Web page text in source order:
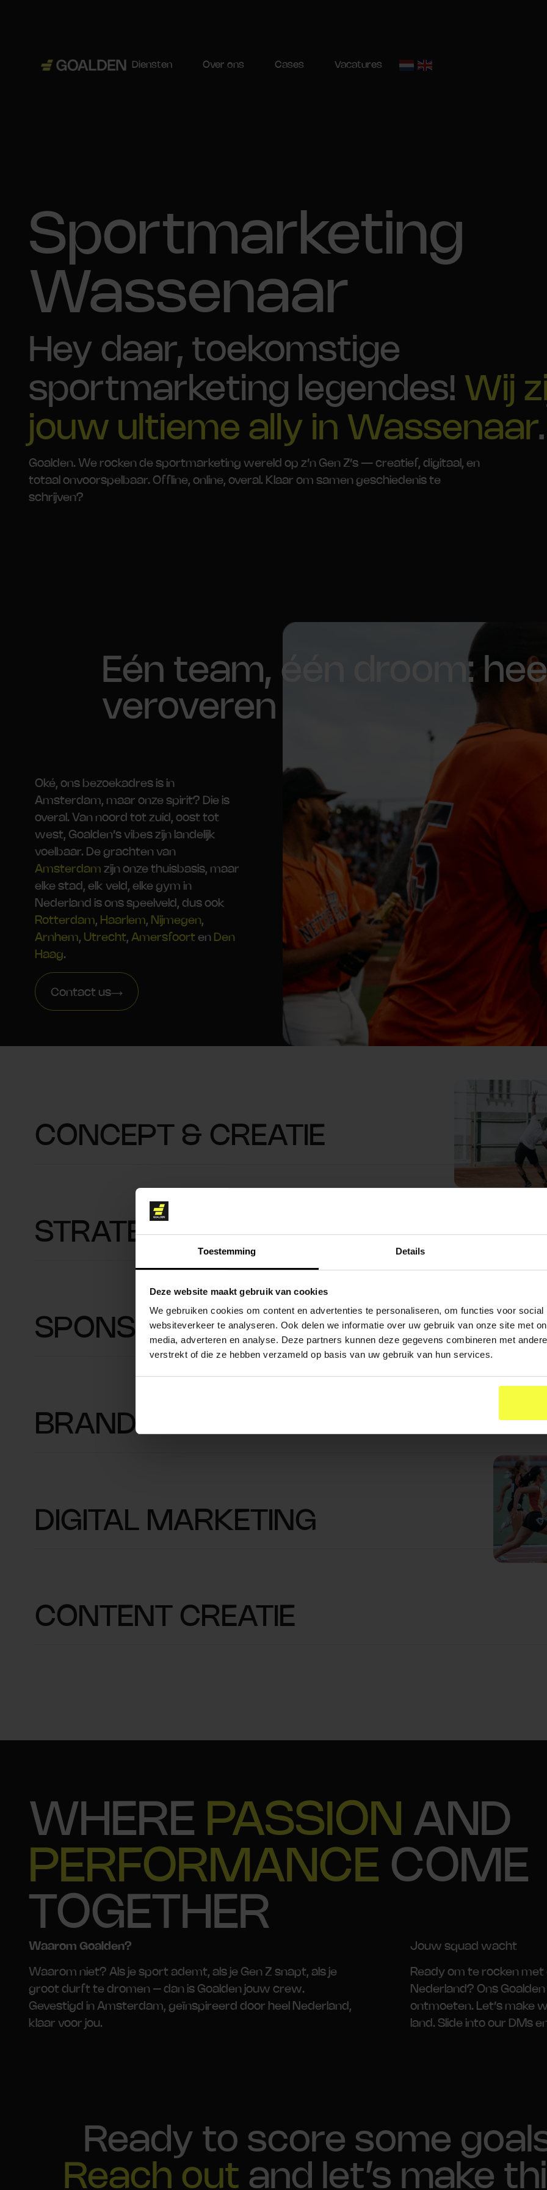
Toestemming Details
Deze website maakt gebruik van cookies
We gebruiken cookies om content en advertenties te personaliseren, om functies voor
websiteverkeer te analyseren. Ook delen we informatie over uw gebruik van onze site met
media, adverteren en analyse. Deze partners kunnen deze gegevens combineren met
verstrekt of die ze hebben verzameld op basis van uw gebruik van hun services.
Diensten Over ons Cases Vacatures
Sportmarketing
Wassenaar
Hey daar, toekomstige
sportmarketing legendes! Wij
jouw ultieme ally in Wassenaar.
Goalden. We rocken de sportmarketing wereld op z’n Gen Z’s — creatief, digitaal, en
totaal onvoorspelbaar. Offline, online, overal. Klaar om samen geschiedenis te
schrijven?
Eén team, één droom:
veroveren
Oké, ons bezoekadres is in
Amsterdam, maar onze spirit? Die is
overal. Van noord tot zuid, oost tot
west, Goalden’s vibes zijn landelijk
voelbaar. De grachten van
Amsterdam zijn onze thuisbasis, maar
elke stad, elk veld, elke gym in
Nederland is ons speelveld, dus ook
Rotterdam, Haarlem, Nijmegen,
Arnhem, Utrecht, Amersfoort en Den
Haag.
Contact us
CONCEPT & CREATIE
STRATEGIE
SPONSORSHIPS
BRAND ACTIVATION
DIGITAL MARKETING
CONTENT CREATIE
WHERE PASSION AND
PERFORMANCE COME
TOGETHER
Waarom Goalden?
Waarom niet? Als je sport ademt, als je Gen Z snapt, als je
groot durft te dromen – dan is Goalden jouw crew.
Gevestigd in Amsterdam, geïnspireerd door heel Nederland,
klaar voor jou.
Jouw squad wacht
Ready om te rocken
Nederland? Ons
ontmoeten. Let’s make
land. Slide into our DMs
Ready to score some
Reach out and let’s make